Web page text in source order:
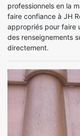
professionnels en la
faire confiance à JH
appropriés pour faire
des renseignements
directement.